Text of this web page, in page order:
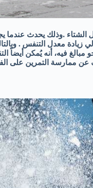
.وذلك يحدث عندما يجف
زيادة معدل التنفس .
فيه، أنه يُمكن أيضاً
يومياً. وأهمية التوقف عن ممارسة التمرين